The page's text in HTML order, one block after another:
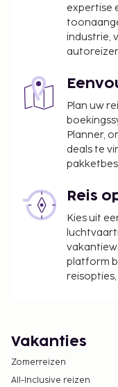
expertise
industrie,
Plan uw
Planner,
deals te
Reis
Kies uit
platform
Vakanties
Zomerreizen
All-Inclusive reizen